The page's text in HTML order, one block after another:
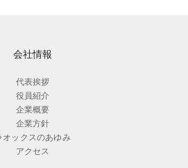
会社情報
代表挨拶
役員紹介
企業概要
企業方針
オックスのあゆみ
アクセス